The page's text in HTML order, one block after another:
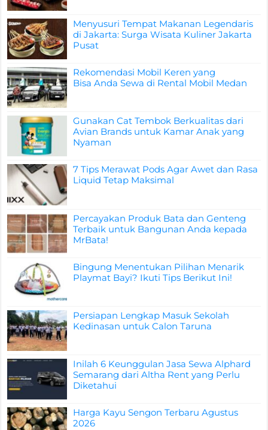
Menyusuri Tempat Makanan Legendaris
di Jakarta: Surga Wisata Kuliner Jakarta
Pusat
Rekomendasi Mobil Keren yang
Bisa Anda Sewa di Rental Mobil Medan
Gunakan Cat Tembok Berkualitas dari
Avian Brands untuk Kamar Anak yang
Nyaman
7 Tips Merawat Pods Agar Awet dan Rasa
Liquid Tetap Maksimal
Percayakan Produk Bata dan Genteng
Terbaik untuk Bangunan Anda kepada
MrBata!
Bingung Menentukan Pilihan Menarik
Playmat Bayi? Ikuti Tips Berikut Ini!
Persiapan Lengkap Masuk Sekolah
Kedinasan untuk Calon Taruna
Inilah 6 Keunggulan Jasa Sewa Alphard
Semarang dari Altha Rent yang Perlu
Diketahui
Harga Kayu Sengon Terbaru Agustus
2026